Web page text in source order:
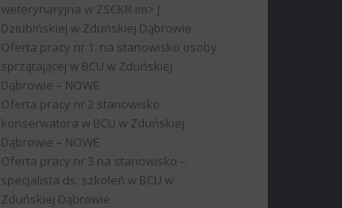
weterynaryjna w ZSCKR im> J.
Dziubińskiej w Zduńskiej Dąbrowie
Oferta pracy nr 1. na stanowisko osoby
sprzątającej w BCU w Zduńskiej
Dąbrowie – NOWE
Oferta pracy nr 2 stanowisko
konserwatora w BCU w Zduńskiej
Dąbrowie – NOWE
Oferta pracy nr 3 na stanowisko –
specjalista ds. szkoleń w BCU w
Zduńskiej Dąbrowie